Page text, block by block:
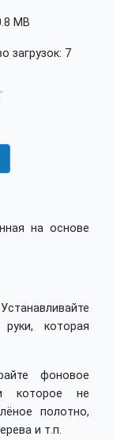
MB
загрузок: 7
на основе
которая
фоновое
которое не
полотно,
и т.п.